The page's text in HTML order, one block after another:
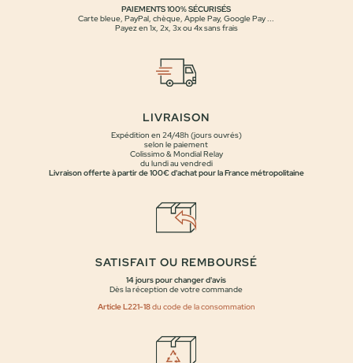
PAIEMENTS 100% SÉCURISÉS
Carte bleue, PayPal, chèque, Apple Pay, Google Pay ...
Payez en 1x, 2x, 3x ou 4x sans frais
LIVRAISON
Expédition en 24/48h (jours ouvrés)
selon le paiement
Colissimo & Mondial Relay
du lundi au vendredi
Livraison offerte à partir de 100€ d'achat pour la France métropolitaine
SATISFAIT OU REMBOURSÉ
14 jours pour changer d'avis
Dès la réception de votre commande
Article L221-18du code de la consommation